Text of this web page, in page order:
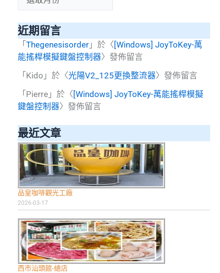
整
近期留言
「 Thegenesisorder 」於〈 [Windows] JoyToKey-萬
能搖桿模擬鍵盤控制器〉發佈留言
「 Kido 」於〈光陽V2_125更換整流器〉發佈留言
「 Pierre 」於〈[Windows] JoyToKey-萬能搖桿模擬
鍵盤控制器〉發佈留言
最近文章
品皇咖啡觀光工廠
2026-03-17
西市汕頭館-總店